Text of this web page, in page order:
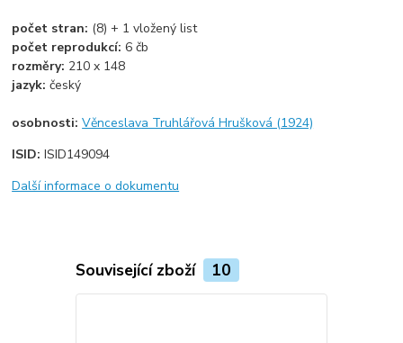
počet stran: (8) + 1 vložený list
počet reprodukcí:6 čb
rozměry: 210 x 148
jazyk:český
osobnosti:Věnceslava Truhlářová Hrušková (1924)
ISID:ISID149094
Další informace o dokumentu
Související zboží 10